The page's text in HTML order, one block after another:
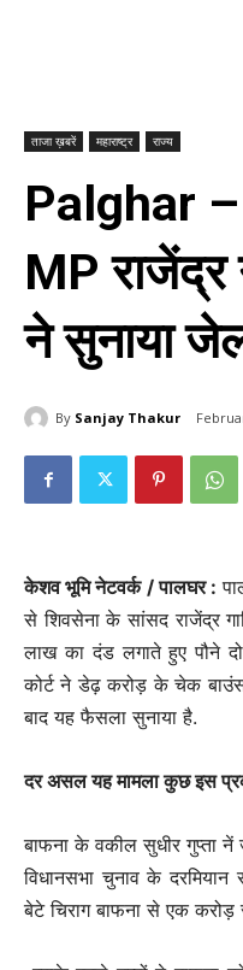
ताजा ख़बरें महाराष्ट्र राज्य
Palghar
MP राजेंद्र
ने सुनाया
By Sanjay Thakur
केशव भूमि नेटवर्क / पालघर :
से शिवसेना के सांसद राजेंद्र
लाख का दंड लगाते हुए पौने
कोर्ट ने डेढ़ करोड़ के चेक
बाद यह फैसला सुनाया है.
दर असल यह मामला कुछ इस
बाफना के वकील सुधीर गुप्ता नें
विधानसभा चुनाव के दरमियान
बेटे चिराग बाफना से एक